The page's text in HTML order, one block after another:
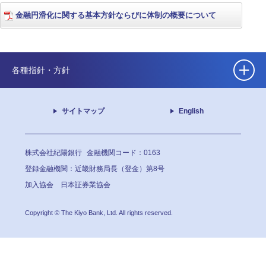
金融円滑化に関する基本方針ならびに体制の概要について
各種指針・方針
サイトマップ English
株式会社紀陽銀行 金融機関コード：0163
登録金融機関：近畿財務局長（登金）第8号
加入協会 日本証券業協会
Copyright © The Kiyo Bank, Ltd. All rights reserved.